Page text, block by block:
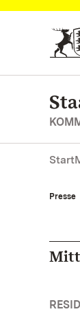
Zum
Start
Presse